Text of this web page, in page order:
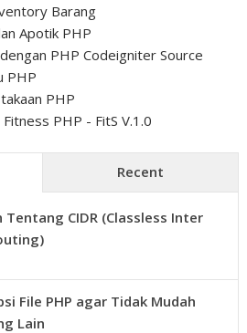
Barang
Apotik PHP
PHP Codeigniter Source
PHP
PHP
PHP - FitS V.1.0
Recent
Tentang CIDR (Classless Inter
File PHP agar Tidak Mudah
Lain